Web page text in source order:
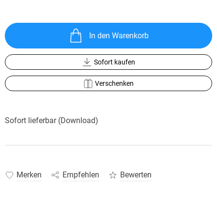
In den Warenkorb
Sofort kaufen
Verschenken
Sofort lieferbar (Download)
Merken Empfehlen Bewerten